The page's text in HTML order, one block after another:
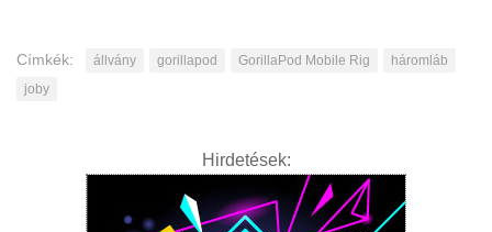
Címkék: állvány gorillapod GorillaPod Mobile Rig
háromláb
joby
Hirdetések: